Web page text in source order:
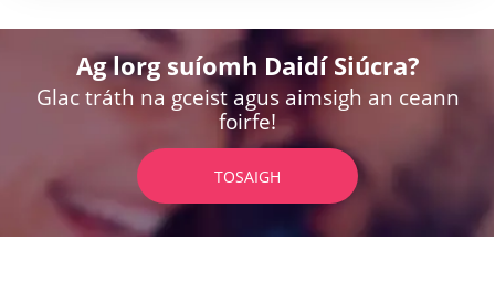
Ag lorg suíomh Daidí Siúcra?
Glac tráth na gceist agus aimsigh an ceann
foirfe!
TOSAIGH